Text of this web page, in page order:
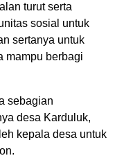
turut serta
sosial untuk
sertanya untuk
mampu berbagi
sebagian
desa Karduluk,
kepala desa untuk